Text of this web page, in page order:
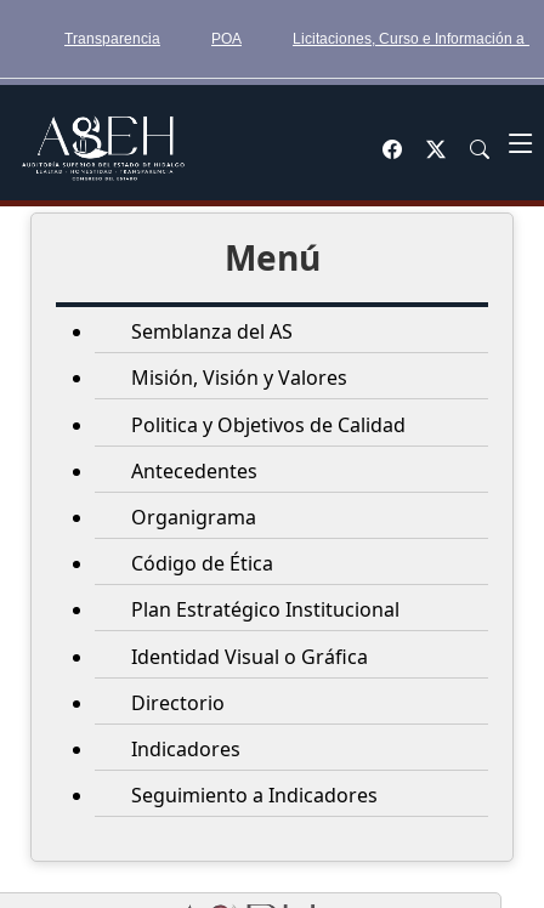
Transparencia POA Licitaciones, Curso e Información a
Menú
Semblanza del AS
Misión, Visión y Valores
Politica y Objetivos de Calidad
Antecedentes
Organigrama
Código de Ética
Plan Estratégico Institucional
Identidad Visual o Gráfica
Directorio
Indicadores
Seguimiento a Indicadores